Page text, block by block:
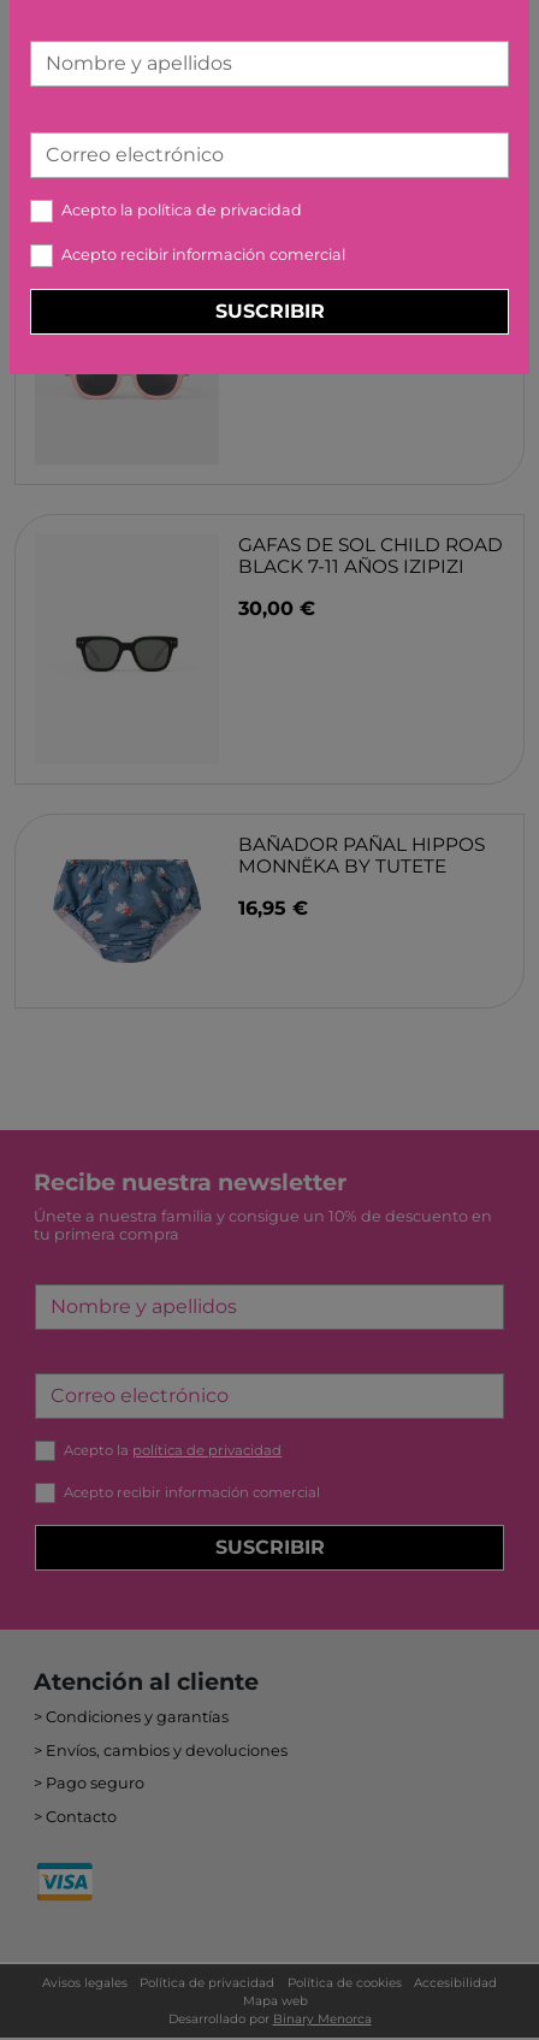
SET DE CUERDAS LIGTHING
GAFAS SOL KIDS C ROSA
PASTEL IZIPIZI
GAFAS DE SOL CHILD ROAD
BLACK 7-11 AÑOS IZIPIZI
30,00 €
BAÑADOR PAÑAL HIPPOS
MONNËKA BY TUTETE
16,95 €
Recibe nuestra newsletter
Únete a nuestra familia y consigue un 10% de descuento en
tu primera compra
Nombre y apellidos
Correo electrónico
Acepto la política de privacidad
Acepto recibir información comercial
SUSCRIBIR
Atención al cliente
Condiciones y garantías
Envíos, cambios y devoluciones
Pago seguro
Contacto
Avisos legales Política de privacidad Política de cookies
Accesibilidad
Mapa web
Desarrollado por Binary Menorca
Nombre y apellidos
Correo electrónico
Acepto la política de privacidad
Acepto recibir información comercial
SUSCRIBIR